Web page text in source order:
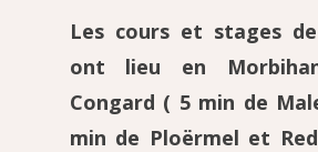
Les cours et stages
ont lieu en
Congard ( 5 min de
min de Ploërmel et